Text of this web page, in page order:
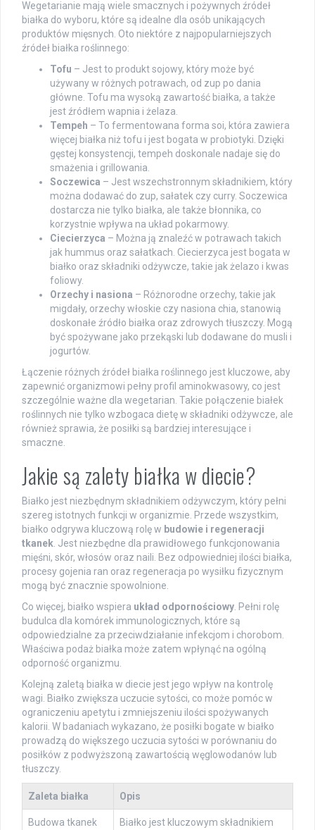
Wegetarianie mają wiele smacznych i pożywnych źródeł
białka do wyboru, które są idealne dla osób unikających
produktów mięsnych. Oto niektóre z najpopularniejszych
źródeł białka roślinnego:
Tofu – Jest to produkt sojowy, który może być
używany w różnych potrawach, od zup po dania
główne. Tofu ma wysoką zawartość białka, a także
jest źródłem wapnia i żelaza.
Tempeh – To fermentowana forma soi, która zawiera
więcej białka niż tofu i jest bogata w probiotyki. Dzięki
gęstej konsystencji, tempeh doskonale nadaje się do
smażenia i grillowania.
Soczewica – Jest wszechstronnym składnikiem, który
można dodawać do zup, sałatek czy curry. Soczewica
dostarcza nie tylko białka, ale także błonnika, co
korzystnie wpływa na układ pokarmowy.
Ciecierzyca – Można ją znaleźć w potrawach takich
jak hummus oraz sałatkach. Ciecierzyca jest bogata w
białko oraz składniki odżywcze, takie jak żelazo i kwas
foliowy.
Orzechy i nasiona – Różnorodne orzechy, takie jak
migdały, orzechy włoskie czy nasiona chia, stanowią
doskonałe źródło białka oraz zdrowych tłuszczy. Mogą
być spożywane jako przekąski lub dodawane do musli i
jogurtów.
Łączenie różnych źródeł białka roślinnego jest kluczowe, aby
zapewnić organizmowi pełny profil aminokwasowy, co jest
szczególnie ważne dla wegetarian. Takie połączenie białek
roślinnych nie tylko wzbogaca dietę w składniki odżywcze, ale
również sprawia, że posiłki są bardziej interesujące i
smaczne.
Jakie są zalety białka w diecie?
Białko jest niezbędnym składnikiem odżywczym, który pełni
szereg istotnych funkcji w organizmie. Przede wszystkim,
białko odgrywa kluczową rolę w budowie i regeneracji
tkanek . Jest niezbędne dla prawidłowego funkcjonowania
mięśni, skór, włosów oraz naili. Bez odpowiedniej ilości białka,
procesy gojenia ran oraz regeneracja po wysiłku fizycznym
mogą być znacznie spowolnione.
Co więcej, białko wspiera układ odpornościowy . Pełni rolę
budulca dla komórek immunologicznych, które są
odpowiedzialne za przeciwdziałanie infekcjom i chorobom.
Właściwa podaż białka może zatem wpłynąć na ogólną
odporność organizmu.
Kolejną zaletą białka w diecie jest jego wpływ na kontrolę
wagi. Białko zwiększa uczucie sytości, co może pomóc w
ograniczeniu apetytu i zmniejszeniu ilości spożywanych
kalorii. W badaniach wykazano, że posiłki bogate w białko
prowadzą do większego uczucia sytości w porównaniu do
posiłków z podwyższoną zawartością węglowodanów lub
tłuszczy.
Zaleta białka Opis
Budowa tkanek
Białko jest kluczowym składnikiem